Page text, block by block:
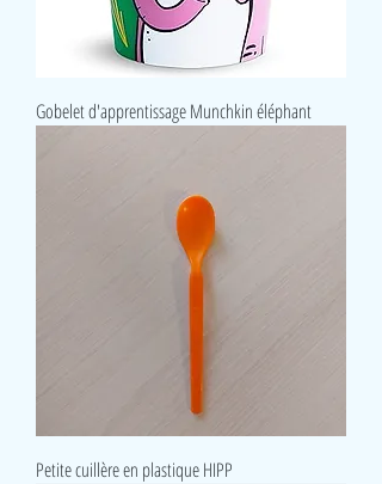
Gobelet d'apprentissage Munchkin éléphant
Petite cuillère en plastique HIPP